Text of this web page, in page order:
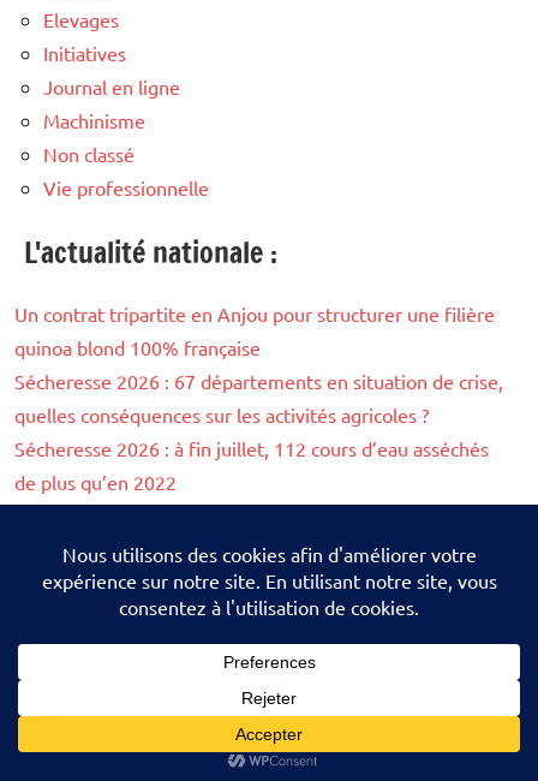
Elevages
Initiatives
Journal en ligne
Machinisme
Non classé
Vie professionnelle
L'actualité nationale :
Un contrat tripartite en Anjou pour structurer une filière
quinoa blond 100% française
Sécheresse 2026 : 67 départements en situation de crise,
quelles conséquences sur les activités agricoles ?
Sécheresse 2026 : à fin juillet, 112 cours d’eau asséchés
de plus qu’en 2022
interventions dans les exploitations agricoles
Sécheresse et prairies : fin juillet, la situation continue de
se dégrader sur toute la France
Suivez nous sur les réseaux sociaux :
Thème WordPress : Dynamico par ThemeZee.